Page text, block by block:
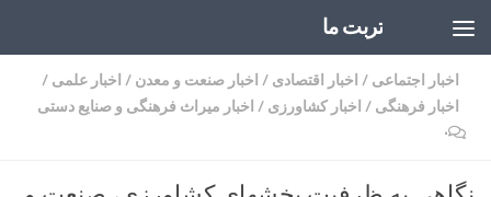
تربت ما
اخبار اجتماعی / اخبار اقتصادی / اخبار صنعت و معدن / اخبار علمی /
اخبار فرهنگی / اخبار کشاورزی / اخبار میراث فرهنگی و صنایع دستی
۰